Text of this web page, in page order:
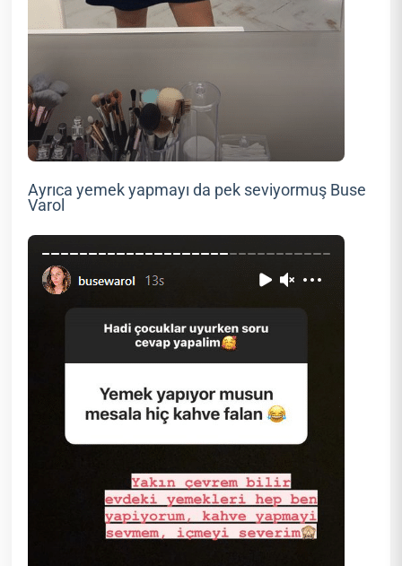
Ayrıca yemek yapmayı da pek seviyormuş Buse
Varol